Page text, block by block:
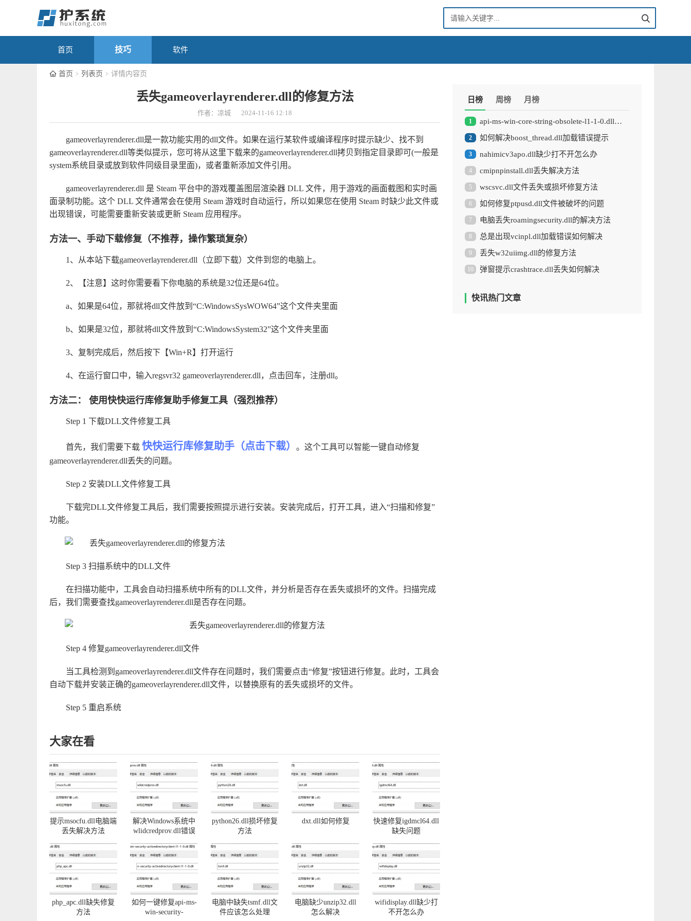
首页 技巧 软件
首页 列表页 详情内容页
丢失gameoverlayrenderer.dll的修复方法
作者：凉城 2024-11-16 12:18
gameoverlayrenderer.dll是一款功能实用的dll文件。如果在运行某软件或编译程序时提示缺少、找不到
gameoverlayrenderer.dll等类似提示，您可将从这里下载来的gameoverlayrenderer.dll拷贝到指定目录即可(一般是
system系统目录或放到软件同级目录里面)，或者重新添加文件引用。
gameoverlayrenderer.dll 是 Steam 平台中的游戏覆盖图层渲染器 DLL 文件，用于游戏的画面截图和实时画
面录制功能。这个 DLL 文件通常会在使用 Steam 游戏时自动运行，所以如果您在使用 Steam 时缺少此文件或
出现错误，可能需要重新安装或更新 Steam 应用程序。
方法一、手动下载修复（不推荐，操作繁琐复杂）
1、从本站下载gameoverlayrenderer.dll（立即下载） 文件到您的电脑上。
2、【注意】这时你需要看下你电脑的系统是32位还是64位。
a、如果是64位，那就将dll文件放到“C:WindowsSysWOW64”这个文件夹里面
b、如果是32位，那就将dll文件放到“C:WindowsSystem32”这个文件夹里面
3、复制完成后，然后按下【Win+R】打开运行
4、在运行窗口中，输入regsvr32 gameoverlayrenderer.dll，点击回车，注册dll。
方法二： 使用快快运行库修复助手修复工具（强烈推荐）
Step 1 下载DLL文件修复工具
首先，我们需要下载 快快运行库修复助手（点击下载）
。这个工具可以智能一键自动修复
gameoverlayrenderer.dll丢失的问题。
Step 2 安装DLL文件修复工具
下载完DLL文件修复工具后，我们需要按照提示进行安装。安装完成后，打开工具，进入“扫描和修复”
功能。
Step 3 扫描系统中的DLL文件
在扫描功能中，工具会自动扫描系统中所有的DLL文件，并分析是否存在丢失或损坏的文件。扫描完成
后，我们需要查找gameoverlayrenderer.dll是否存在问题。
Step 4 修复gameoverlayrenderer.dll文件
当工具检测到gameoverlayrenderer.dll文件存在问题时，我们需要点击“修复”按钮进行修复。此时，工具会
自动下载并安装正确的gameoverlayrenderer.dll文件，以替换原有的丢失或损坏的文件。
Step 5 重启系统
大家在看
提示msocfu.dll电脑端
丢失解决方法
解决Windows系统中
wlidcredprov.dll错误
python26.dll损坏修复
方法
dxt.dll如何修复
快速修复igdmcl64.dll
缺失问题
php_apc.dll缺失修复
方法
如何一键修复api-ms-
win-security-
电脑中缺失tsmf.dll文
件应该怎么处理
电脑缺少unzip32.dll
怎么解决
wifidisplay.dll缺少打
不开怎么办
日榜 周榜 月榜
1 api-ms-win-core-string-obsolete-l1-1-0.dll修复方法
2 如何解决boost_thread.dll加载错误提示
3 nahimicv3apo.dll缺少打不开怎么办
4 cmipnpinstall.dll丢失解决方法
5 wscsvc.dll文件丢失或损坏修复方法
6 如何修复ptpusd.dll文件被破坏的问题
7 电脑丢失roamingsecurity.dll的解决方法
8 总是出现vcinpl.dll加载错误如何解决
9 丢失w32uiimg.dll的修复方法
10 弹窗提示crashtrace.dll丢失如何解决
快讯热门文章